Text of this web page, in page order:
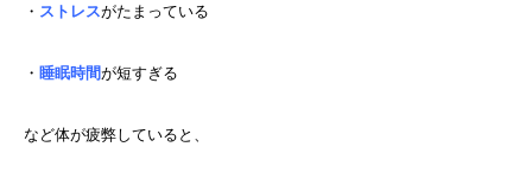
・ ストレスがたまっている
・ 睡眠時間が短すぎる
など体が疲弊していると、